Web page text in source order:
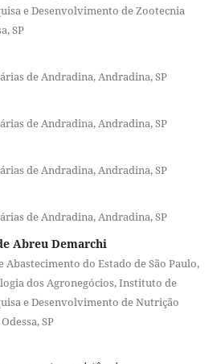
e Desenvolvimento de Zootecnia
SP
de Andradina, Andradina, SP
de Andradina, Andradina, SP
de Andradina, Andradina, SP
de Andradina, Andradina, SP
Abreu Demarchi
do Estado de São Paulo,
dos Agronegócios, Instituto de
e Desenvolvimento de Nutrição
SP